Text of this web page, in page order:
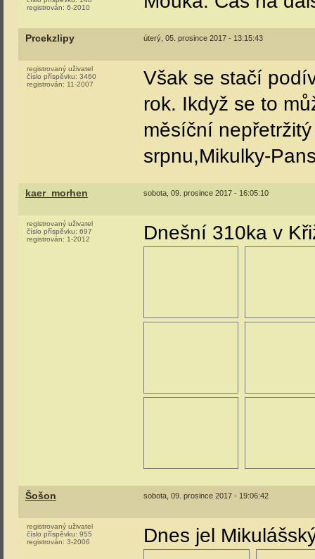
registrován: 6-2010
Prcekzlipy úterý, 05. prosince 2017 - 13:15:43
registrovaný uživatel
číslo příspěvku: 3460
registrován: 11-2007
Však se stačí
rok. Ikdyž se to
měsíční
srpnu,Mikulky-
kaer_morhen sobota, 09. prosince 2017 - 16:05:10
registrovaný uživatel
číslo příspěvku: 697
registrován: 1-2012 Dnešní 310ka v
Šošon sobota, 09. prosince 2017 - 19:06:42
registrovaný uživatel
číslo příspěvku: 955
registrován: 3-2006 Dnes jel